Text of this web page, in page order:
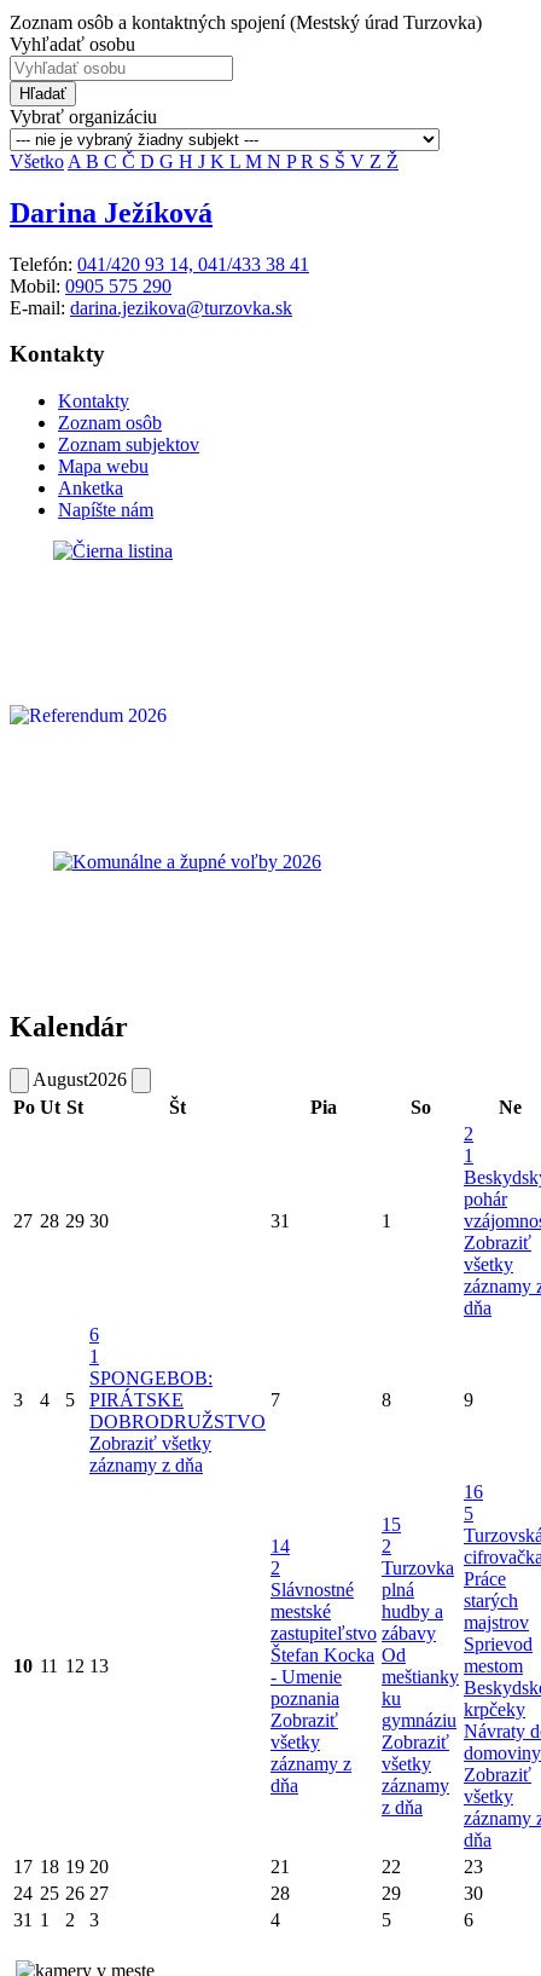
Zoznam osôb a kontaktných spojení (Mestský úrad Turzovka)
Vyhľadať osobu
Hľadať
Vybrať organizáciu
Všetko A B C Č D G H J K L M N PR S Š V Z Ž
Darina Ježíková
Telefón: 041/420 93 14, 041/433 38 41
Mobil: 0905 575 290
E-mail: darina.jezikova@turzovka.sk
Kontakty
Kontakty
Zoznam osôb
Zoznam subjektov
Mapa webu
Anketka
Napíšte nám
Kalendár
August2026
Po Ut St Št Pia So Ne
27 28 29 30 31 1
2
1
pohár
Zobraziť
všetky
záznamy
dňa
3 4 5
6
1
SPONGEBOB:
PIRÁTSKE
DOBRODRUŽSTVO
Zobraziť všetky
záznamy z dňa
7 8 9
10 11 12 13
14
2
Slávnostné
mestské
zastupiteľstvo
Štefan Kocka
- Umenie
poznania
Zobraziť
všetky
záznamy z
dňa
15
2
Turzovka
plná
hudby a
zábavy
Od
meštianky
ku
gymnáziu
Zobraziť
všetky
záznamy
z dňa
16
5
Práce
starých
majstrov
Sprievod
mestom
krpčeky
Návraty
domoviny
Zobraziť
všetky
záznamy
dňa
17 18 19 20 21 22
23
24 25 26 27 28 29
30
31 1 2 3 4 5 6